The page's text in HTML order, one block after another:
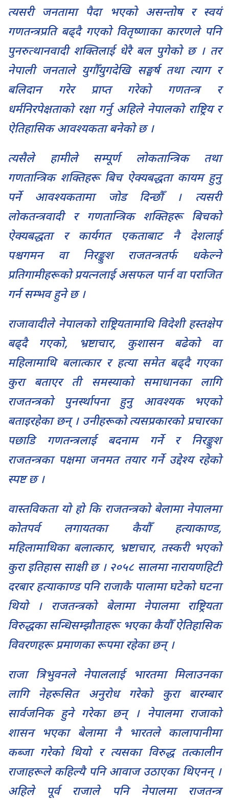
त्यसरी जनतामा पैदा भएको असन्तोष र स्वयं
गणतन्त्रप्रति बढ्दै गएको वितृष्णाका कारणले पनि
पुनरुत्थानवादी शक्तिलाई धेरै बल पुगेको छ । तर
नेपाली जनताले युगौँयुगदेखि सङ्घर्ष तथा त्याग र
बलिदान गरेर प्राप्त गरेको गणतन्त्र र
धर्मनिरपेक्षताको रक्षा गर्नु अहिले नेपालको राष्ट्रिय र
ऐतिहासिक आवश्यकता बनेको छ ।
त्यसैले हामीले सम्पूर्ण लोकतान्त्रिक तथा
गणतान्त्रिक शक्तिहरू बिच ऐक्यबद्धता कायम हुनु
पर्ने आवश्यकतामा जोड दिन्छौँ । त्यसरी
लोकतन्त्रवादी र गणतान्त्रिक शक्तिहरू बिचको
ऐक्यबद्धता र कार्यगत एकताबाट नै देशलाई
पश्चगमन वा निरङ्कुश राजतन्त्रतर्फ धकेल्ने
प्रतिगामीहरूको प्रयत्नलाई असफल पार्न वा पराजित
गर्न सम्भव हुने छ ।
राजावादीले नेपालको राष्ट्रियतामाथि विदेशी हस्तक्षेप
बढ्दै गएको, भ्रष्टाचार, कुशासन बढेको वा
महिलामाथि बलात्कार र हत्या समेत बढ्दै गएका
कुरा बताएर ती समस्याको समाधानका लागि
राजतन्त्रको पुनर्स्थापना हुनु आवश्यक भएको
बताइरहेका छन् । उनीहरूको त्यसप्रकारको प्रचारका
पछाडि गणतन्त्रलाई बदनाम गर्ने र निरङ्कुश
राजतन्त्रका पक्षमा जनमत तयार गर्ने उद्देश्य रहेको
स्पष्ट छ ।
वास्तविकता यो हो कि राजतन्त्रको बेलामा नेपालमा
कोतपर्व लगायतका कैयौँ हत्याकाण्ड,
महिलामाथिका बलात्कार, भ्रष्टाचार, तस्करी भएको
कुरा इतिहास साक्षी छ । २०५८ सालमा नारायणहिटी
दरबार हत्याकाण्ड पनि राजाकै पालामा घटेको घटना
थियो । राजतन्त्रको बेलामा नेपालमा राष्ट्रियता
विरुद्धका सन्धिसम्झौताहरू भएका कैयौँ ऐतिहासिक
विवरणहरू प्रमाणका रूपमा रहेका छन् ।
राजा त्रिभुवनले नेपाललाई भारतमा मिलाउनका
लागि नेहरूसित अनुरोध गरेको कुरा बारम्बार
सार्वजनिक हुने गरेका छन् । नेपालमा राजाको
शासन भएका बेलामा नै भारतले कालापानीमा
कब्जा गरेको थियो र त्यसका विरुद्ध तत्कालीन
राजाहरूले कहिल्यै पनि आवाज उठाएका थिएनन् ।
अहिले पूर्व राजाले पनि नेपालमा राजतन्त्र